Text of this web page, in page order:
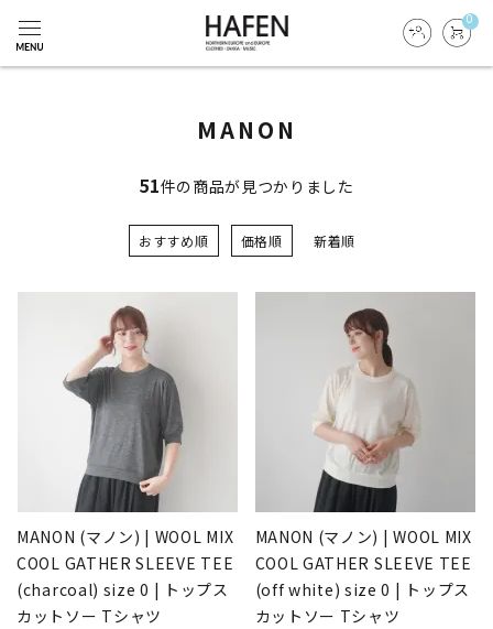
0
MANON
51件の商品が見つかりました
おすすめ順 価格順 新着順
MANON (マノン) | WOOL MIX
COOL GATHER SLEEVE TEE
(charcoal) size 0 | トップス
カットソー Tシャツ
MANON (マノン) | WOOL MIX
COOL GATHER SLEEVE TEE
(off white) size 0 | トップス
カットソー Tシャツ